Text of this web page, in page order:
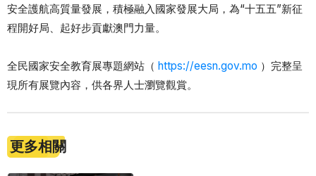
安全護航高質量發展，積極融入國家發展大局，為“十五五”新征
程開好局、起好步貢獻澳門力量。
全民國家安全教育展專題網站（ https://eesn.gov.mo ）完整呈
現所有展覽內容，供各界人士瀏覽觀賞。
更多相關